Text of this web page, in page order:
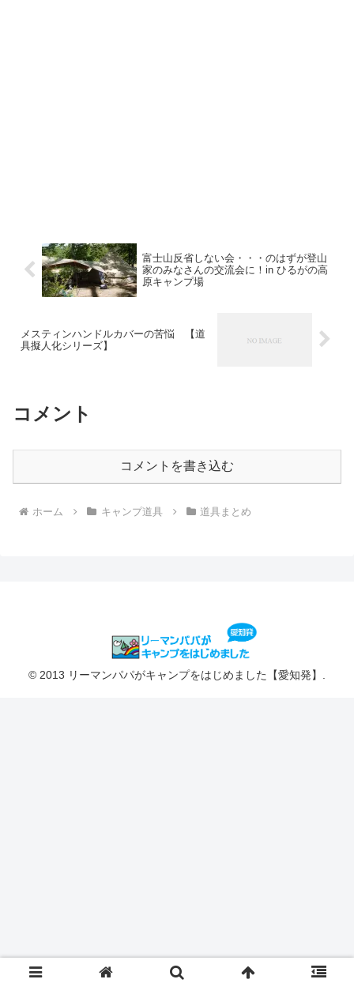
富士山反省しない会・・・のはずが登山
家のみなさんの交流会に！in ひるがの高
原キャンプ場
メスティンハンドルカバーの苦悩 【道
具擬人化シリーズ】
コメント
コメントを書き込む
ホーム キャンプ道具 道具まとめ
© 2013 リーマンパパがキャンプをはじめました【愛知発】.